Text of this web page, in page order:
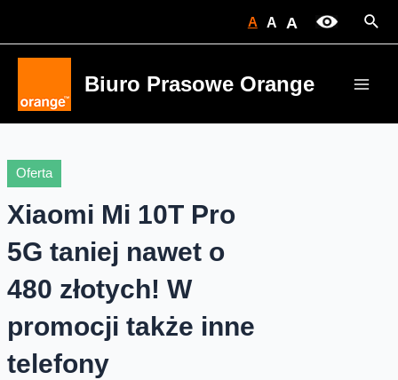
A A A
Biuro Prasowe Orange
Oferta
Xiaomi Mi 10T Pro
5G taniej nawet o
480 złotych! W
promocji także inne
telefony